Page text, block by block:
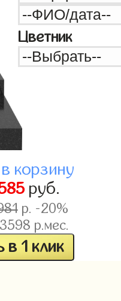
Цветник
корзину
руб.
р. -20%
3598 р.мес.
в 1 клик